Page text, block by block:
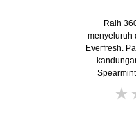
Raih
menyeluruh
Everfresh.